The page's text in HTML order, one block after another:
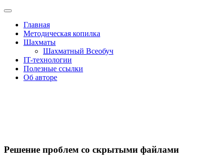
Toggle
navigationГлавная
Методическая копилка
Шахматы
Шахматный Всеобуч
IT-технологии
Полезные ссылки
Об авторе
Решение проблем со скрытыми файлами